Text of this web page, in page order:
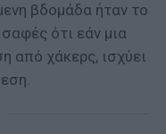
βδομάδα ήταν το
ότι εάν μια
από χάκερς, ισχύει